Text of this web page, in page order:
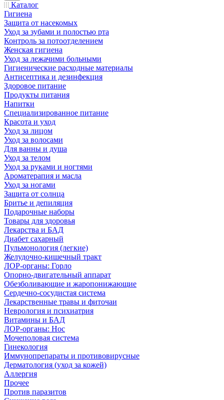
Каталог
Гигиена
Защита от насекомых
Уход за зубами и полостью рта
Контроль за потоотделением
Женская гигиена
Уход за лежачими больными
Гигиенические расходные материалы
Антисептика и дезинфекция
Здоровое питание
Продукты питания
Напитки
Специализированное питание
Красота и уход
Уход за лицом
Уход за волосами
Для ванны и душа
Уход за телом
Уход за руками и ногтями
Ароматерапия и масла
Уход за ногами
Защита от солнца
Бритье и депиляция
Подарочные наборы
Товары для здоровья
Лекарства и БАД
Диабет сахарный
Пульмонология (легкие)
Желудочно-кишечный тракт
ЛОР-органы: Горло
Опорно-двигательный аппарат
Обезболивающие и жаропонижающие
Сердечно-сосудистая система
Лекарственные травы и фиточаи
Неврология и психиатрия
Витамины и БАД
ЛОР-органы: Нос
Мочеполовая система
Гинекология
Иммунопрепараты и противовирусные
Дерматология (уход за кожей)
Аллергия
Прочее
Против паразитов